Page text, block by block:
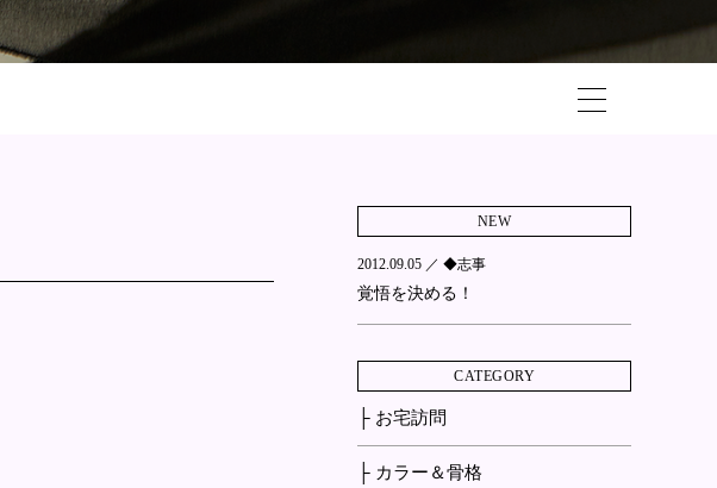
NEW
2012.09.05 ／ ◆志事
覚悟を決める！
CATEGORY
├ お宅訪問
├ カラー＆骨格